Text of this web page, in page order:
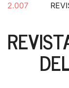
2.007